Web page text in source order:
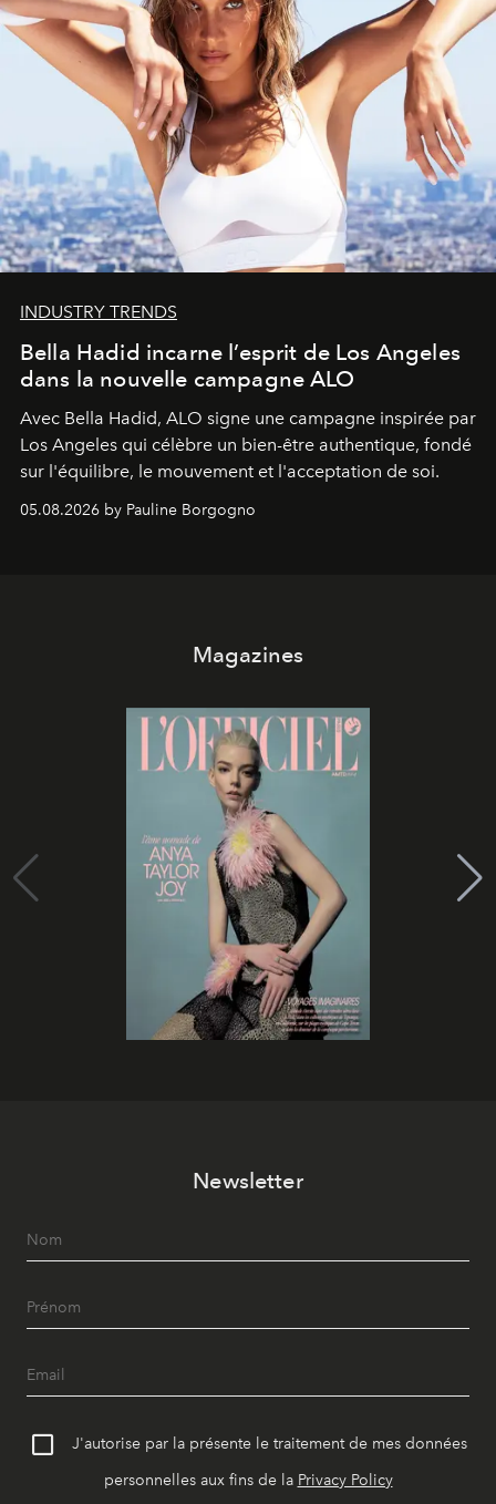
INDUSTRY TRENDS
Bella Hadid incarne l’esprit de Los Angeles
dans la nouvelle campagne ALO
Avec Bella Hadid, ALO signe une campagne inspirée par
Los Angeles qui célèbre un bien-être authentique, fondé
sur l'équilibre, le mouvement et l'acceptation de soi.
05.08.2026 by Pauline Borgogno
Magazines
Newsletter
J'autorise par la présente le traitement de mes données
personnelles aux fins de la Privacy Policy